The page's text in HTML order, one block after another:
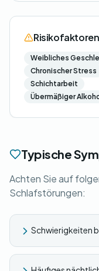
Risikofaktoren
Weibliches
Chronischer Stress
Schichtarbeit
Übermäßiger
Typische
Achten Sie auf
Schlafstörungen:
Schwierigkeiten